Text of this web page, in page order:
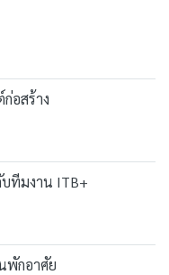
อสร้าง
บทีมงาน ITB+
พักอาศัย